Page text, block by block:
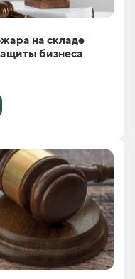
на складе
бизнеса